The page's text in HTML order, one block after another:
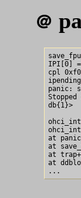
＠
IPI[0]
cpl
panic:
db{1}>
at
at
at
at